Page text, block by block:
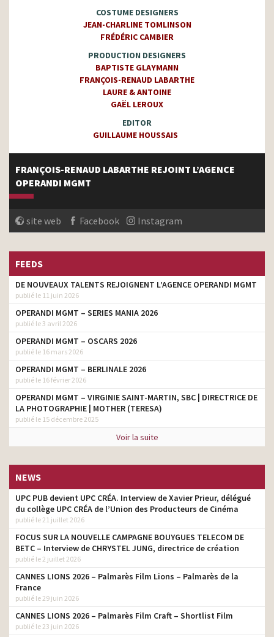
COSTUME DESIGNERS
JEAN-CHARLINE TOMLINSON
FRÉDÉRIC CAMBIER
PRODUCTION DESIGNERS
BAPTISTE GLAYMANN
FRANÇOIS-RENAUD LABARTHE
LAURE & ANTOINE
GAËL LEROUX
EDITOR
GUILLAUME HOUSSAIS
FRANÇOIS-RENAUD LABARTHE REJOINT L’AGENCE
OPERANDI MGMT
site web Facebook Instagram
FEEDS
DE NOUVEAUX TALENTS REJOIGNENT L’AGENCE OPERANDI MGMT
publié le 11 juin 2026
OPERANDI MGMT – SERIES MANIA 2026
publié le 3 avril 2026
OPERANDI MGMT – OSCARS 2026
publié le 16 mars 2026
OPERANDI MGMT – BERLINALE 2026
publié le 16 février 2026
OPERANDI MGMT – VIRGINIE SAINT-MARTIN, SBC | DIRECTRICE DE
LA PHOTOGRAPHIE | MOTHER (TERESA)
publié le 15 décembre 2025
Voir la suite
NEWS
UPC PUB devient UPC CRÉA. Interview de Xavier Prieur, délégué
du collège UPC CRÉA de l’Union des Producteurs de Cinéma
publié le 21 juillet 2026
FOCUS SUR LA NOUVELLE CAMPAGNE BOUYGUES TELECOM DE
BETC – Interview de CHRYSTEL JUNG, directrice de création
publié le 2 juillet 2026
CANNES LIONS 2026 – Palmarès Film Lions – Palmarès de la
France
publié le 29 juin 2026
CANNES LIONS 2026 – Palmarès Film Craft – Shortlist Film
publié le 23 juin 2026